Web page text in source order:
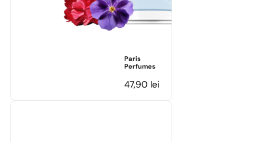
Paris
Perfumes
47,90 lei